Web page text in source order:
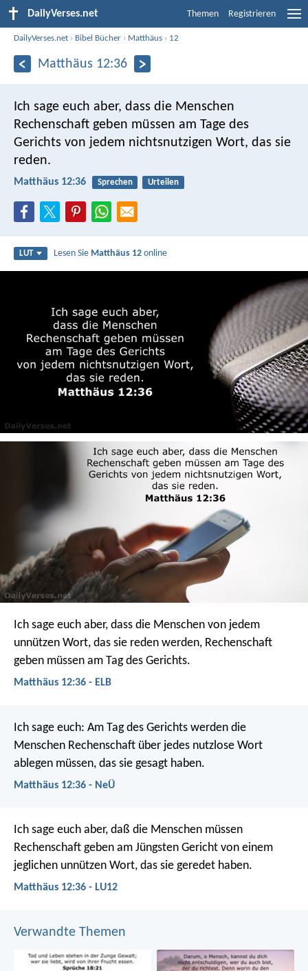
DailyVerses.net Themen Registrieren
DailyVerses.net › Bibel Bücher › Matthäus › 12
Matthäus 12:36
Ich sage euch aber, dass die Menschen
Rechenschaft geben müssen am Tage des
Gerichts von jedem nichtsnutzigen Wort, das sie
reden.
Matthäus 12:36 Sprechen Urteilen
LUT Lesen Sie Matthäus 12 online
Ich sage euch aber, dass die Menschen von jedem
unnützen Wort, das sie reden werden, Rechenschaft
geben müssen am Tag des Gerichts.
Matthäus 12:36 - ELB
Ich sage euch: Am Tag des Gerichts werden die
Menschen Rechenschaft über jedes nutzlose Wort
ablegen müssen, das sie gesagt haben.
Matthäus 12:36 - NeÜ
Ich sage euch aber, daß die Menschen müssen
Rechenschaft geben am Jüngsten Gericht von einem
jeglichen unnützen Wort, das sie geredet haben.
Matthäus 12:36 - LU12
Verwandte Themen